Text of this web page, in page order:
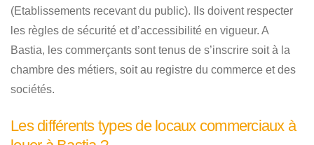
(Etablissements recevant du public). Ils doivent respecter
les règles de sécurité et d’accessibilité en vigueur. A
Bastia, les commerçants sont tenus de s’inscrire soit à la
chambre des métiers, soit au registre du commerce et des
sociétés.
Les différents types de locaux commerciaux à